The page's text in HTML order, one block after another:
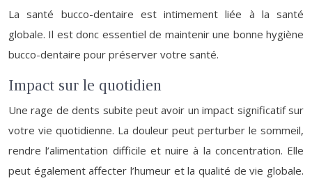
La santé bucco-dentaire est intimement liée à la santé
globale. Il est donc essentiel de maintenir une bonne hygiène
bucco-dentaire pour préserver votre santé.
Impact sur le quotidien
Une rage de dents subite peut avoir un impact significatif sur
votre vie quotidienne. La douleur peut perturber le sommeil,
rendre l’alimentation difficile et nuire à la concentration. Elle
peut également affecter l’humeur et la qualité de vie globale.